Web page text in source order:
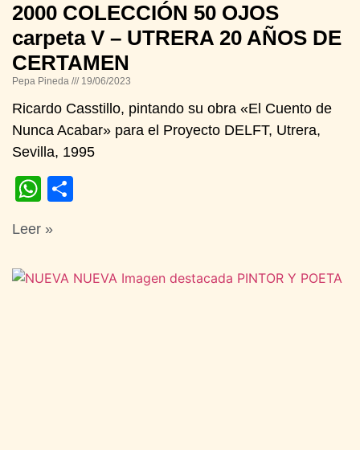
2000 COLECCIÓN 50 OJOS
carpeta V – UTRERA 20 AÑOS DE
CERTAMEN
Pepa Pineda 19/06/2023
Ricardo Casstillo, pintando su obra «El Cuento de
Nunca Acabar» para el Proyecto DELFT, Utrera,
Sevilla, 1995
WhatsApp
Leer »